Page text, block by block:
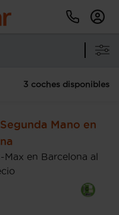
3 coches disponibles
Mano en
en Barcelona al